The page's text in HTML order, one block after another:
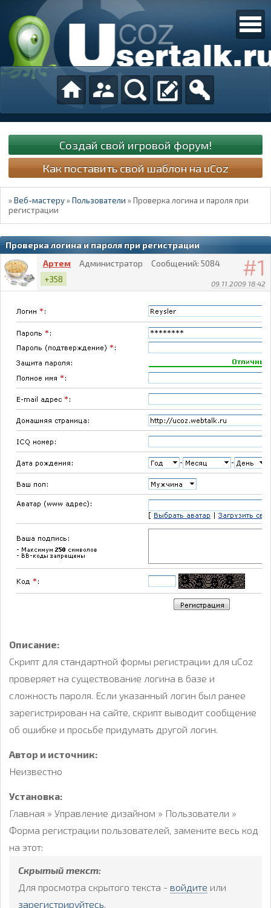
Создай свой игровой форум!
Как поставить свой шаблон на uCoz
»Веб-мастеру »Пользователи »Проверка логина и пароля при
регистрации
Проверка логина и пароля при регистрации
1
09.11.2009 18:42
Артем Администратор Сообщений: 5084
+358
Описание:
Скрипт для стандартной формы регистрации для uCoz
проверяет на существование логина в базе и
сложность пароля. Если указанный логин был ранее
зарегистрирован на сайте, скрипт выводит сообщение
об ошибке и просьбе придумать другой логин.
Автор и источник:
Неизвестно
Установка:
Главная » Управление дизайном » Пользователи »
Форма регистрации пользователей, замените весь код
на этот:
Скрытый текст:
Для просмотра скрытого текста - войдите или
зарегистрируйтесь.